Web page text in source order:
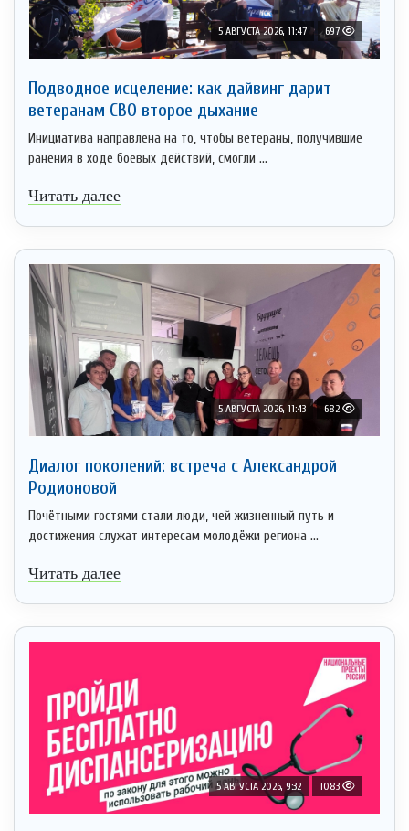
5 АВГУСТА 2026, 11:47 697
Подводное исцеление: как дайвинг дарит
ветеранам СВО второе дыхание
Инициатива направлена на то, чтобы ветераны, получившие
ранения в ходе боевых действий, смогли ...
Читать далее
5 АВГУСТА 2026, 11:43 682
Диалог поколений: встреча с Александрой
Родионовой
Почётными гостями стали люди, чей жизненный путь и
достижения служат интересам молодёжи региона ...
Читать далее
5 АВГУСТА 2026, 9:32 1083